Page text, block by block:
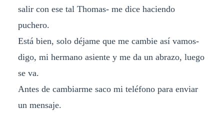
salir con ese tal Thomas- me dice haciendo
puchero.
Está bien, solo déjame que me cambie así vamos-
digo, mi hermano asiente y me da un abrazo, luego
se va.
Antes de cambiarme saco mi teléfono para enviar
un mensaje.